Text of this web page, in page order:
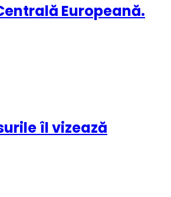
Europeană.
îl vizează